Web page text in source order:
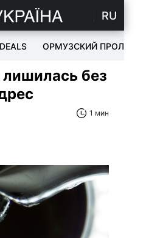
RU
ОРМУЗСКИЙ ПРОЛИВ
без
1 мин